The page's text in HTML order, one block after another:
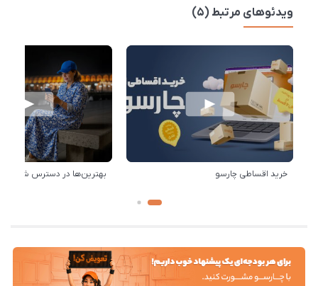
ویدئوهای مرتبط (5)
خرید اقساطی چارسو بهترین‌ها در دسترس